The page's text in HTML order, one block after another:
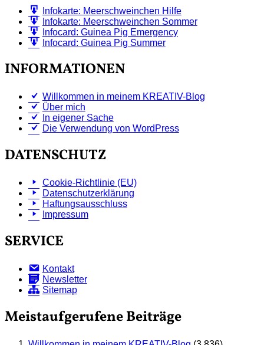
Infokarte: Meerschweinchen Hilfe
Infokarte: Meerschweinchen Sommer
Infocard: Guinea Pig Emergency
Infocard: Guinea Pig Summer
INFORMATIONEN
Willkommen in meinem KREATIV-Blog
Über mich
In eigener Sache
Die Verwendung von WordPress
DATENSCHUTZ
Cookie-Richtlinie (EU)
Datenschutzerklärung
Haftungsausschluss
Impressum
SERVICE
Kontakt
Newsletter
Sitemap
Meistaufgerufene Beiträge